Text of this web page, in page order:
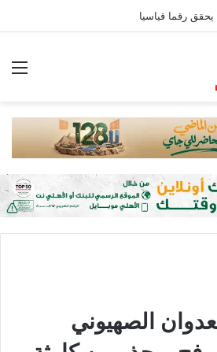
يحقق رقما قياسيا
الصهيوني